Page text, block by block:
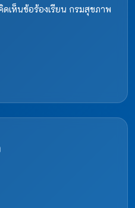
เห็นข้อร้องเรียน กรมสุขภาพ